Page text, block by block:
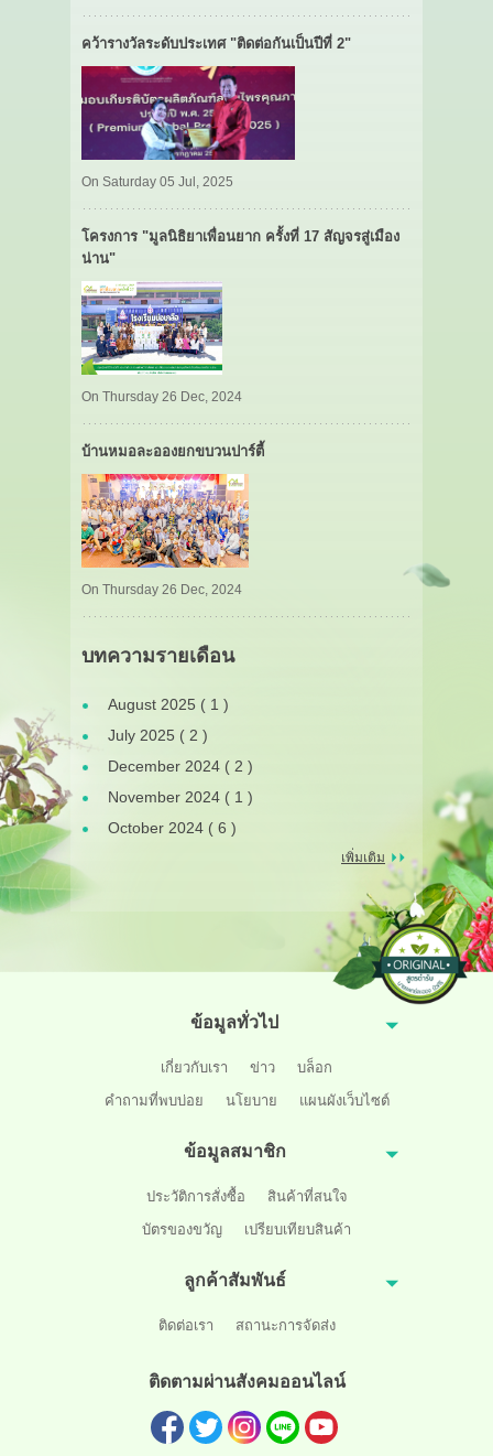
คว้ารางวัลระดับประเทศ "ติดต่อกันเป็นปีที่ 2"
On Saturday 05 Jul, 2025
โครงการ "มูลนิธิยาเพื่อนยาก ครั้งที่ 17 สัญจรสู่เมือง
น่าน"
On Thursday 26 Dec, 2024
บ้านหมอละอองยกขบวนปาร์ตี้
On Thursday 26 Dec, 2024
บทความรายเดือน
August 2025 ( 1 )
July 2025 ( 2 )
December 2024 ( 2 )
November 2024 ( 1 )
October 2024 ( 6 )
เพิ่มเติม
ข้อมูลทั่วไป
เกี่ยวกับเรา ข่าว
บล็อก
คำถามที่พบบ่อย
นโยบาย แผนผังเว็บไซต์
ข้อมูลสมาชิก
ประวัติการสั่งซื้อ
สินค้าที่สนใจ
บัตรของขวัญ
เปรียบเทียบสินค้า
ลูกค้าสัมพันธ์
ติดต่อเรา สถานะการจัดส่ง
ติดตามผ่านสังคมออนไลน์